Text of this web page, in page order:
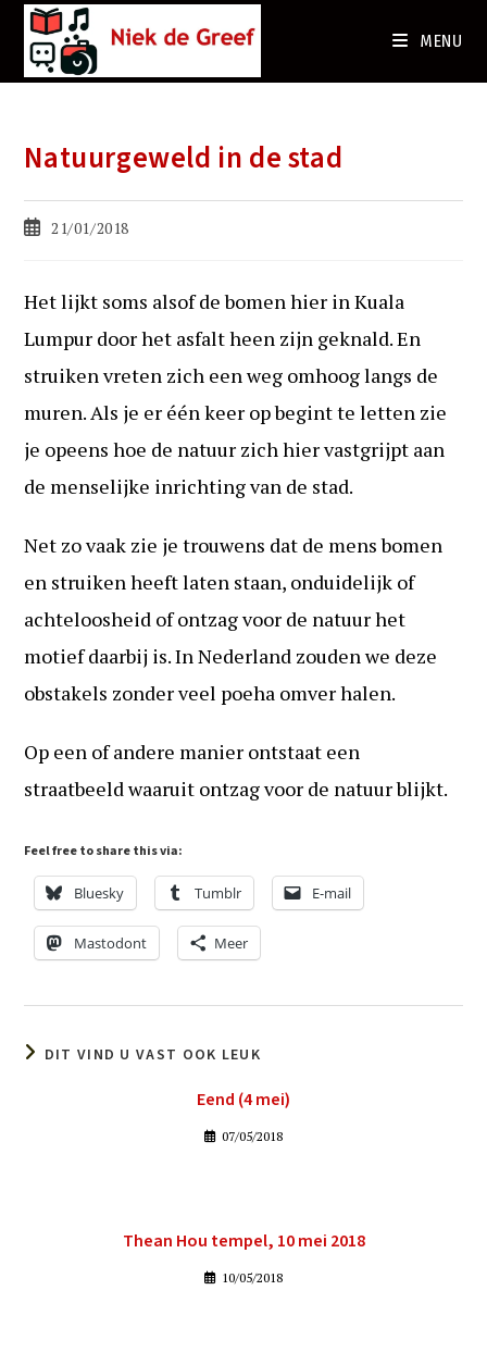
MENU
Natuurgeweld in de stad
Bericht21/01/2018
Het lijkt soms alsof de bomen hier in Kuala
Lumpur door het asfalt heen zijn geknald. En
struiken vreten zich een weg omhoog langs de
muren. Als je er één keer op begint te letten zie
je opeens hoe de natuur zich hier vastgrijpt aan
de menselijke inrichting van de stad.
Net zo vaak zie je trouwens dat de mens bomen
en struiken heeft laten staan, onduidelijk of
achteloosheid of ontzag voor de natuur het
motief daarbij is. In Nederland zouden we deze
obstakels zonder veel poeha omver halen.
Op een of andere manier ontstaat een
straatbeeld waaruit ontzag voor de natuur blijkt.
Feel free to share this via:
Bluesky Tumblr E-mail
Mastodont Meer
DIT VIND U VAST OOK LEUK
Eend (4 mei)
07/05/2018
Thean Hou tempel, 10 mei 2018
10/05/2018